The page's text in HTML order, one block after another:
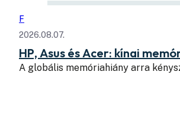
F
2026.08.07.
HP, Asus és Acer: kínai
A globális memóriahiány arra